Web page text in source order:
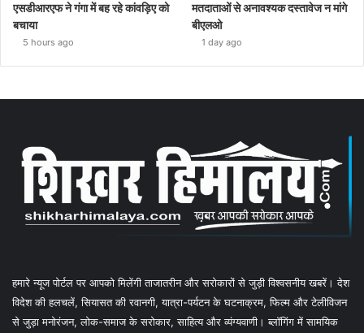
एसडीआरएफ ने गंगा में बह रहे कांवड़िए को
बचाया
5 hours ago
मतदाताओं से अनावश्यक दस्तावेज न मांगे
बीएलओ
1 day ago
हमारे न्यूज पोर्टल पर आपको मिलेंगी ताजातरीन और सरोकारों से जुड़ी विश्वसनीय खबरें। देश
विदेश की हलचलें, सियासत की रवानगी, यात्रा-पर्यटन के घटनाक्रम, फिल्म और टेलीविजन
से जुड़ा मनोरंजन, लोक-समाज के सरोकार, साहित्य और व्यंग्यवाणी। ब्लॉगिंग में सामयिक